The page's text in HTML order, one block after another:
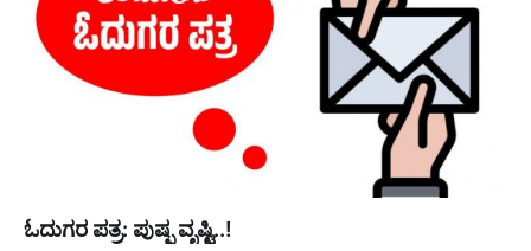
ಓದುಗರ ಪತ್ರ: ಪುಷ್ಪ ವೃಷ್ಟಿ..!